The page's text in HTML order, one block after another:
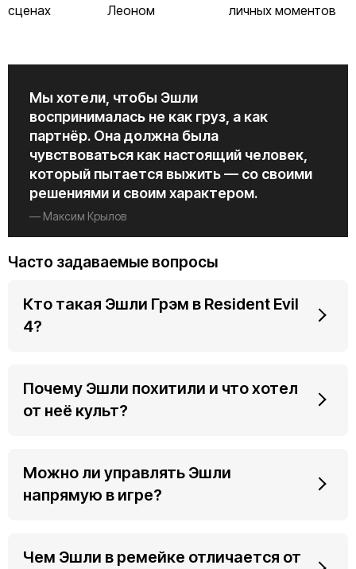
сценах
Леоном
личных моментов
Мы хотели, чтобы Эшли
воспринималась не как груз, а как
партнёр. Она должна была
чувствоваться как настоящий человек,
который пытается выжить — со своими
решениями и своим характером.
— Максим Крылов
Часто задаваемые вопросы
Кто такая Эшли Грэм в Resident Evil
4?
Почему Эшли похитили и что хотел
от неё культ?
Можно ли управлять Эшли
напрямую в игре?
Чем Эшли в ремейке отличается от